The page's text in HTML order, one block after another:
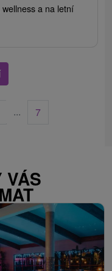
a na letní
... 7
VÁS